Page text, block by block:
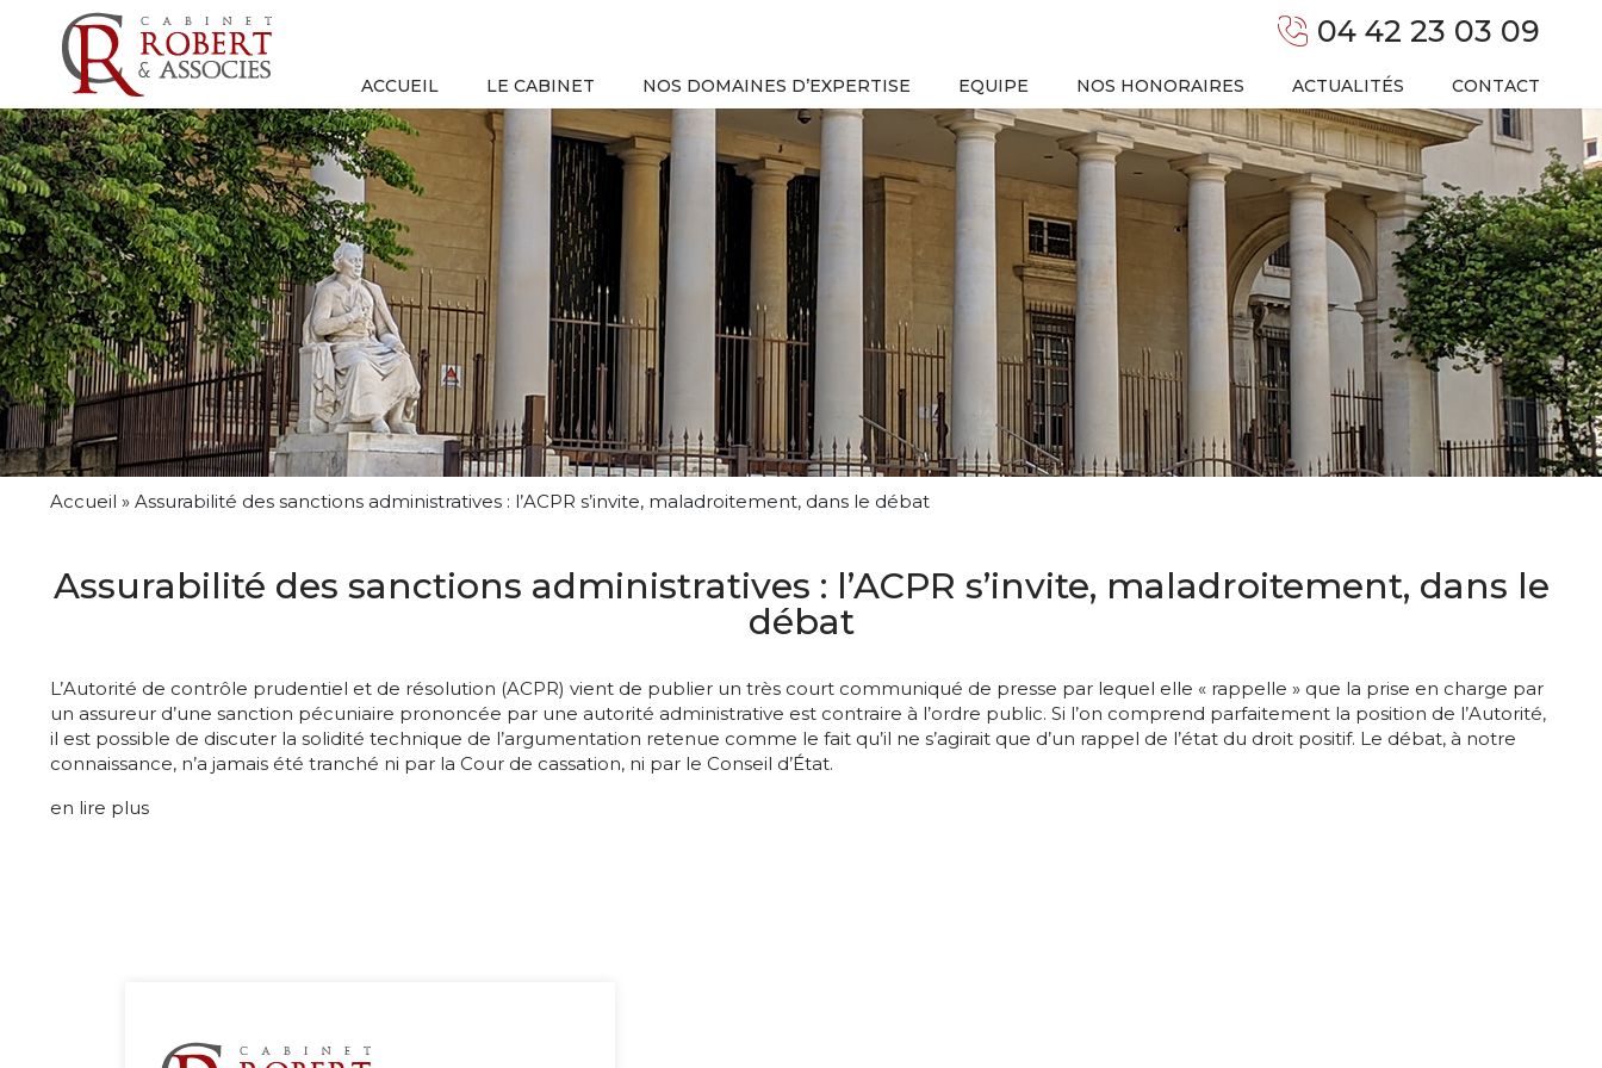
04 42 23 03 09
ACCUEIL LE CABINET NOS DOMAINES D’EXPERTISE EQUIPE NOS HONORAIRES ACTUALITÉS CONTACT
Accueil » Assurabilité des sanctions administratives : l’ACPR s’invite, maladroitement, dans le débat
Assurabilité des sanctions administratives : l’ACPR s’invite, maladroitement, dans le
débat
L’Autorité de contrôle prudentiel et de résolution (ACPR) vient de publier un très court communiqué de presse par lequel elle « rappelle » que la prise en charge par
un assureur d’une sanction pécuniaire prononcée par une autorité administrative est contraire à l’ordre public. Si l’on comprend parfaitement la position de l’Autorité,
il est possible de discuter la solidité technique de l’argumentation retenue comme le fait qu’il ne s’agirait que d’un rappel de l’état du droit positif. Le débat, à notre
connaissance, n’a jamais été tranché ni par la Cour de cassation, ni par le Conseil d’État.
en lire plus